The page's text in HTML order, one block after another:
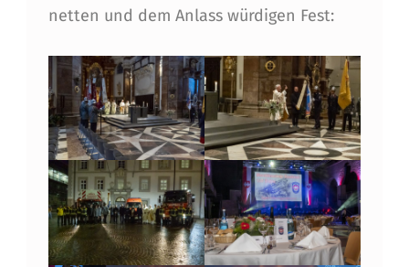
netten und dem Anlass würdigen Fest: